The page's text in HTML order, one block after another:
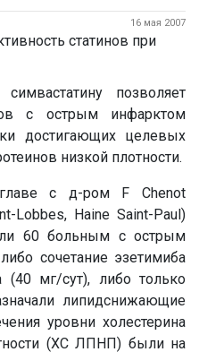
16 мая 2007
позволяет
с острым инфарктом
достигающих целевых
низкой плотности.
с д-ром F Chenot
Lobbes, Haine Saint-Paul)
60 больным с острым
сочетание эзетимиба
(40 мг/сут), либо только
липидснижающие
уровни холестерина
(ХС ЛПНП) были на